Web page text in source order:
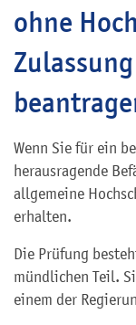
ohne
Wenn Sie für ein
herausragende
allgemeine
erhalten.
Die Prüfung
mündlichen Teil.
einem der